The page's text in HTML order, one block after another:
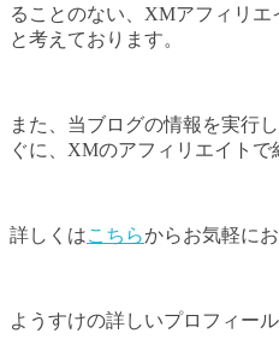
ることのない、XMアフィリエ
と考えております。
また、当ブログの情報を実行
ぐに、XMのアフィリエイトで
詳しくはこちらからお気軽に
ようすけの詳しいプロフィー